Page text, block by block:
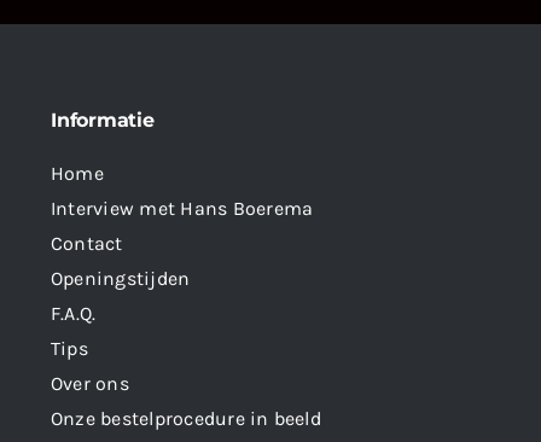
Informatie
Home
Interview met Hans Boerema
Contact
Openingstijden
F.A.Q.
Tips
Over ons
Onze bestelprocedure in beeld